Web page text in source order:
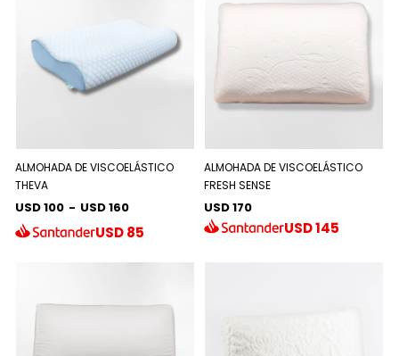
ALMOHADA DE VISCOELÁSTICO
THEVA
USD 100 - USD 160
USD85
ALMOHADA DE VISCOELÁSTICO
FRESH SENSE
USD 170
USD145